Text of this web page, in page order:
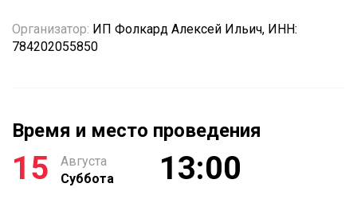
Организатор: ИП Фолкард Алексей Ильич, ИНН:
784202055850
Время и место проведения
15
Августа
Суббота
13:00